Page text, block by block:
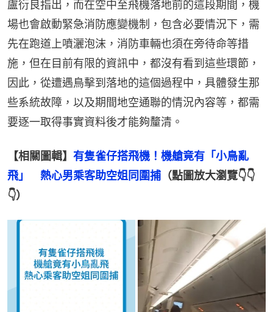
盧衍良指出，而在空中至飛機落地前的這段期間，機
場也會啟動緊急消防應變機制，包含必要情況下，需
先在跑道上噴灑泡沫，消防車輛也須在旁待命等措
施，但在目前有限的資訊中，都沒有看到這些環節，
因此，從遭遇鳥擊到落地的這個過程中，具體發生那
些系統故障，以及期間地空通聯的情況內容等，都需
要逐一取得事實資料後才能夠釐清。
【相關圖輯】 有隻雀仔搭飛機！機艙竟有「小鳥亂
飛」　熱心男乘客助空姐同圍捕 （點圖放大瀏覽👇👇
👇）